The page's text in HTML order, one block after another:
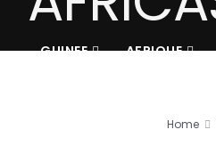
GUINEE AFRIQUE
Home